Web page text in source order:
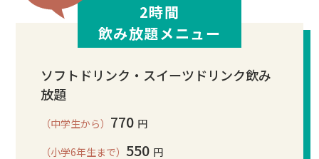
2時間
飲み放題メニュー
ソフトドリンク・スイーツドリンク飲み
放題
（中学生から） 770 円
（小学6年生まで） 550 円